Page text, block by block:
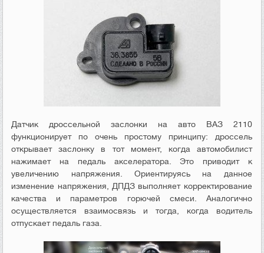
Датчик дроссельной заслонки на авто ВАЗ 2110
функционирует по очень простому принципу: дроссель
открывает заслонку в тот момент, когда автомобилист
нажимает на педаль акселератора. Это приводит к
увеличению напряжения. Ориентируясь на данное
изменение напряжения, ДПДЗ выполняет корректирование
качества и параметров горючей смеси. Аналогично
осуществляется взаимосвязь и тогда, когда водитель
отпускает педаль газа.